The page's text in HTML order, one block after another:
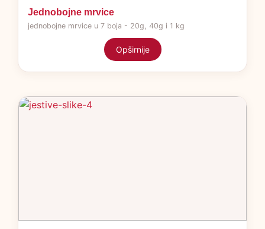
Jednobojne mrvice
jednobojne mrvice u 7 boja - 20g, 40g i 1 kg
Opširnije